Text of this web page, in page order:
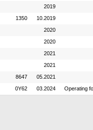
2019
1350 10.2019
2020
2020
2021
2021
8647 05.2021
0Y62 03.2024 Operating